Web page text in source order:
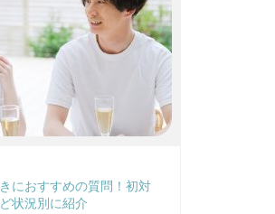
におすすめの質問！初対
状況別に紹介